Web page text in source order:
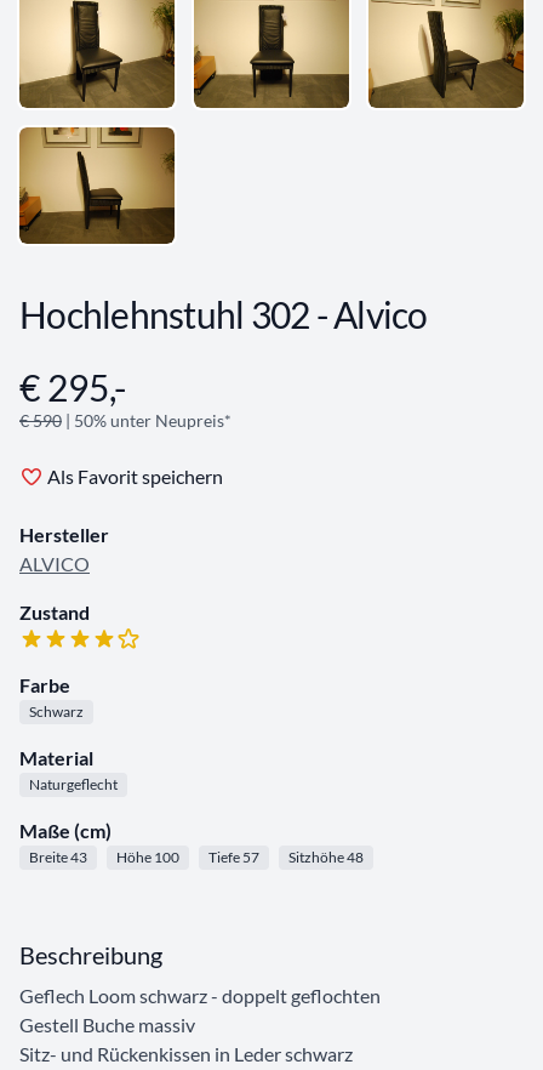
Hochlehnstuhl 302 - Alvico
Angebotsinformationen
€ 295,-
€ 590 | 50% unter Neupreis*
Als Favorit speichern
Hersteller
ALVICO
Zustand
Farbe
Schwarz
Material
Naturgeflecht
Maße (cm)
Breite 43 Höhe 100 Tiefe 57 Sitzhöhe 48
Beschreibung
Geflech Loom schwarz - doppelt geflochten
Gestell Buche massiv
Sitz- und Rückenkissen in Leder schwarz